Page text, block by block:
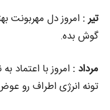
تیر : امروز دل مهربونت
گوش بده.
مرداد : امروز با
تونه انرژی اطراف رو